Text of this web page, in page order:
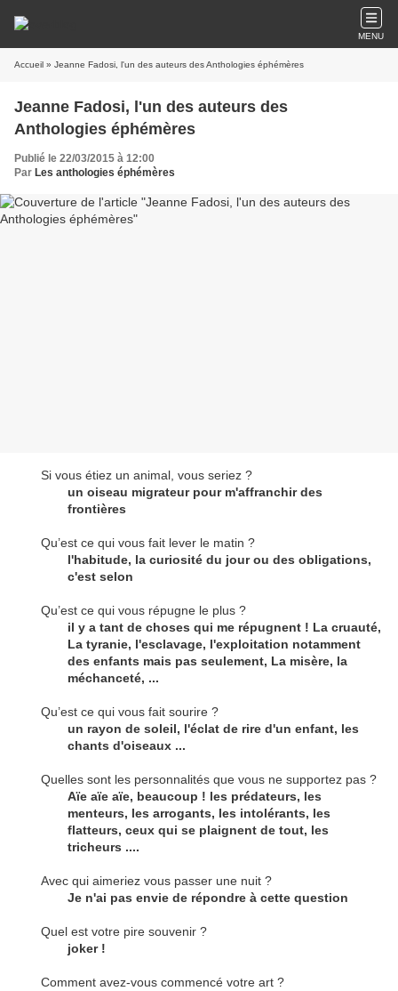
MENU
Accueil » Jeanne Fadosi, l'un des auteurs des Anthologies éphémères
Jeanne Fadosi, l'un des auteurs des
Anthologies éphémères
Publié le 22/03/2015 à 12:00
Par Les anthologies éphémères
Si vous étiez un animal, vous seriez ?
un oiseau migrateur pour m'affranchir des
frontières
Qu’est ce qui vous fait lever le matin ?
l'habitude, la curiosité du jour ou des obligations,
c'est selon
Qu’est ce qui vous répugne le plus ?
il y a tant de choses qui me répugnent ! La cruauté,
La tyranie, l'esclavage, l'exploitation notamment
des enfants mais pas seulement, La misère, la
méchanceté, ...
Qu’est ce qui vous fait sourire ?
un rayon de soleil, l'éclat de rire d'un enfant, les
chants d'oiseaux ...
Quelles sont les personnalités que vous ne supportez pas ?
Aïe aïe aïe, beaucoup ! les prédateurs, les
menteurs, les arrogants, les intolérants, les
flatteurs, ceux qui se plaignent de tout, les
tricheurs ....
Avec qui aimeriez vous passer une nuit ?
Je n'ai pas envie de répondre à cette question
Quel est votre pire souvenir ?
joker !
Comment avez-vous commencé votre art ?